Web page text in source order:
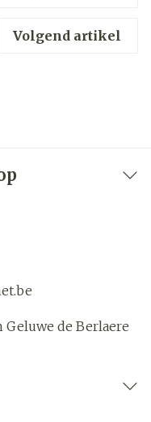
Volgend artikel
Geluwe de Berlaere